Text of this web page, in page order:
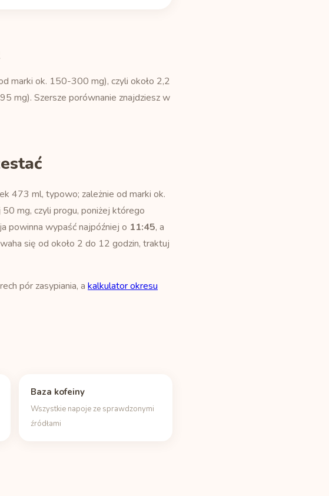
marki ok. 150-300 mg), czyli około 2,2
mg). Szersze porównanie znajdziesz w
473 ml, typowo; zależnie od marki ok.
mg, czyli progu, poniżej którego
powinna wypaść najpóźniej o 11:45, a
się od około 2 do 12 godzin, traktuj
pór zasypiania, a kalkulator okresu
Baza kofeiny
Wszystkie napoje ze sprawdzonymi
źródłami